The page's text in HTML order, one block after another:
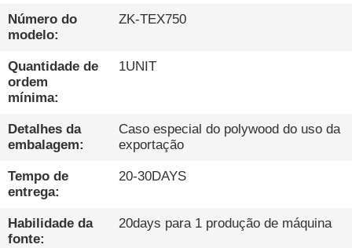
VISITA
À
FÁBRICA
DE
QUALIDADE
CONTATE-
NOS
Número do
modelo:
ZK-TEX750
Quantidade de
ordem
mínima:
1UNIT
Detalhes da
embalagem:
Caso especial do polywood do uso da
exportação
Tempo de
entrega:
20-30DAYS
Habilidade da
fonte:
20days para 1 produção de máquina